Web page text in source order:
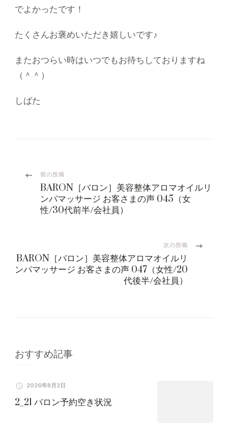
でよかったです！
たくさんお褒めいただき嬉しいです♪
またおつらい時はいつでもお待ちしておりますね
（＾＾）
しばた
投
ビ
ゲ
ョ
前の投稿
BARON［バロン］美容整体アロマオイルリ
ンパマッサージ お客さまの声 045（女
性/30代前半/会社員）
次の投稿
BARON［バロン］美容整体アロマオイルリ
ンパマッサージ お客さまの声 047（女性/20
代後半/会社員）
おすすめ記事
2026年8月2日
2_21 バロン予約空き状況